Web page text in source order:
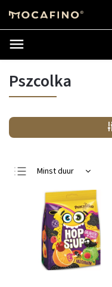
Pszcolka
Minst duur
Duurste
Bestsellers
Alfabetisch